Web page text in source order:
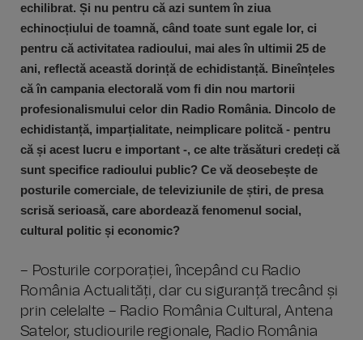
echilibrat. Și nu pentru că azi suntem în ziua
echinocțiului de toamnă, când toate sunt egale lor, ci
pentru că activitatea radioului, mai ales în ultimii 25 de
ani, reflectă această dorință de echidistanță. Bineînțeles
că în campania electorală vom fi din nou martorii
profesionalismului celor din Radio România. Dincolo de
echidistanță, imparțialitate, neimplicare politcă - pentru
că și acest lucru e important -, ce alte trăsături credeți că
sunt specifice radioului public? Ce vă deosebește de
posturile comerciale, de televiziunile de știri, de presa
scrisă serioasă, care abordează fenomenul social,
cultural politic și economic?
– Posturile corporației, începând cu Radio
România Actualități, dar cu siguranță trecând și
prin celelalte – Radio România Cultural, Antena
Satelor, studiourile regionale, Radio România